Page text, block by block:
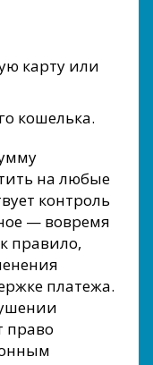
карту или
кошелька.
на любые
контроль
— вовремя
правило,
платежа.
право